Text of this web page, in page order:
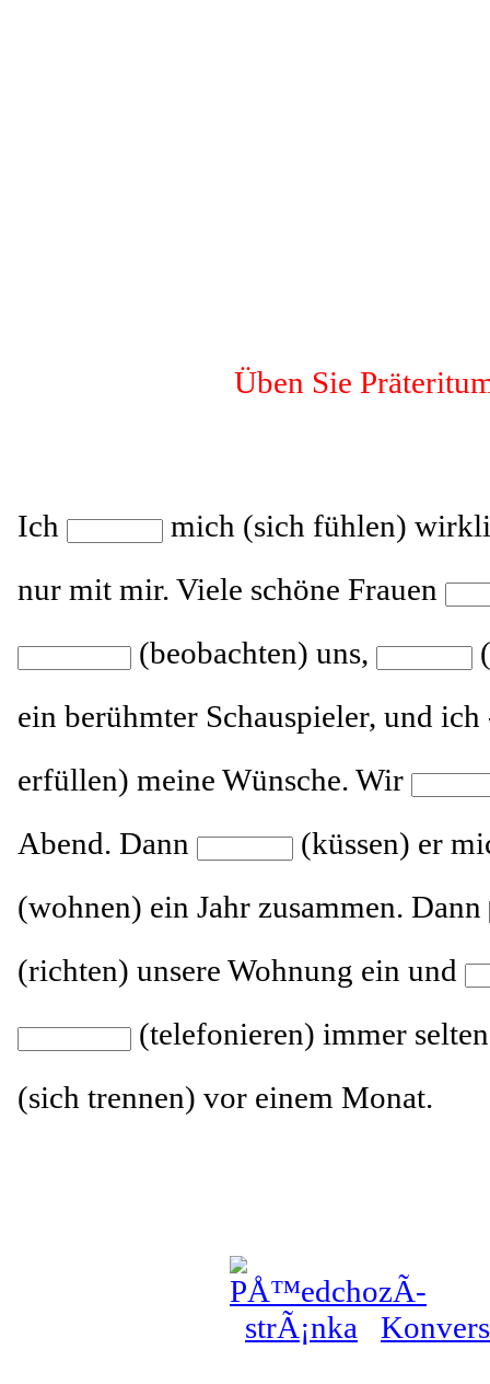
Üben Sie
Ich
mich (sich fühlen)
nur mit mir. Viele schöne Frauen
(beobachten) uns,
ein berühmter Schauspieler, und
erfüllen) meine Wünsche. Wir
Abend. Dann
(küssen) er
(wohnen) ein Jahr zusammen. Dann
(richten) unsere Wohnung ein und
(telefonieren) immer
(sich trennen) vor einem Monat.